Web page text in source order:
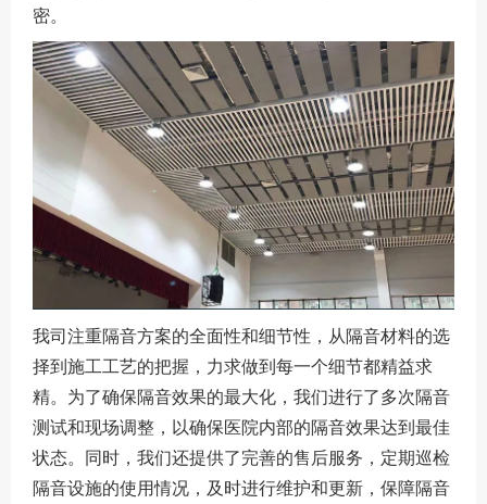
密。
我司注重隔音方案的全面性和细节性，从隔音材料的选
择到施工工艺的把握，力求做到每一个细节都精益求
精。为了确保隔音效果的最大化，我们进行了多次隔音
测试和现场调整，以确保医院内部的隔音效果达到最佳
状态。同时，我们还提供了完善的售后服务，定期巡检
隔音设施的使用情况，及时进行维护和更新，保障隔音